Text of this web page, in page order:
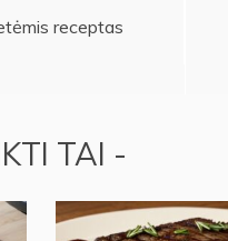
receptas
TAI -